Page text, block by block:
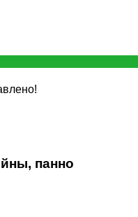
панно